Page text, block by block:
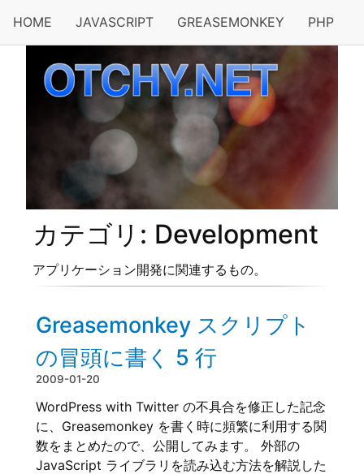
HOME JAVASCRIPT GREASEMONKEY PHP
カテゴリ: Development
アプリケーション開発に関連するもの。
Greasemonkey スクリプト
の冒頭に書く 5 行
2009-01-20
WordPress with Twitter の不具合を修正した記念
に、Greasemonkey を書く時に頻繁に利用する関
数をまとめたので、公開してみます。 外部の
JavaScript ライブラリを読み込む方法を解説した